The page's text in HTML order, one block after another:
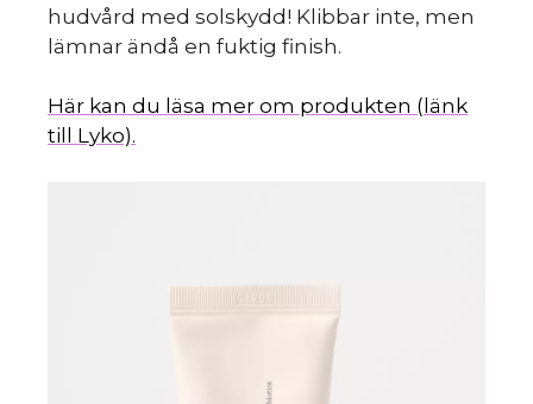
hudvård med solskydd! Klibbar inte, men
lämnar ändå en fuktig finish.
Här kan du läsa mer om produkten (länk
till Lyko).